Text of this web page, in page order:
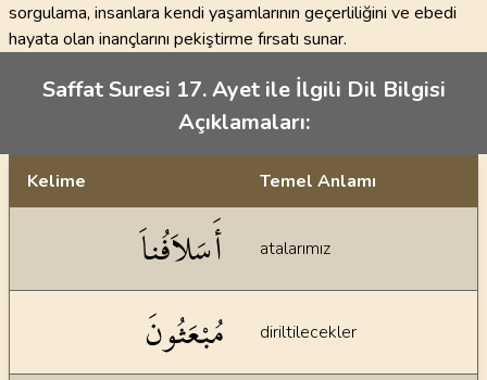
sorgulama, insanlara kendi yaşamlarının geçerliliğini ve ebedi
hayata olan inançlarını pekiştirme fırsatı sunar.
Saffat Suresi 17. Ayet ile İlgili Dil Bilgisi
Açıklamaları:
Kelime Temel Anlamı
أَسَلاَفُناَ atalarımız
مُبْعَثُونَ diriltilecekler